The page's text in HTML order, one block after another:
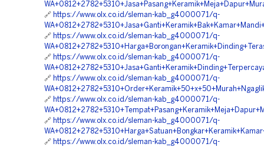
🔗 https://www.olx.co.id/sleman-kab_g4000071/q-
🔗 https://www.olx.co.id/sleman-kab_g4000071/q-
🔗 https://www.olx.co.id/sleman-kab_g4000071/q-
🔗 https://www.olx.co.id/sleman-kab_g4000071/q-
🔗 https://www.olx.co.id/sleman-kab_g4000071/q-
🔗 https://www.olx.co.id/sleman-kab_g4000071/q-
🔗 https://www.olx.co.id/sleman-kab_g4000071/q-